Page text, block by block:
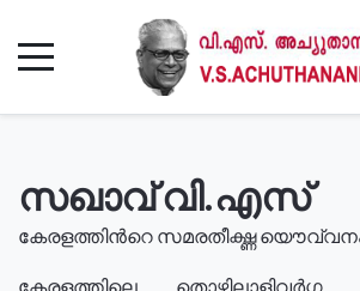
സഖാവ് വി.എസ്
കേരളത്തിൻറെ സമരതീക്ഷ്ണ
കേരളത്തിലെ